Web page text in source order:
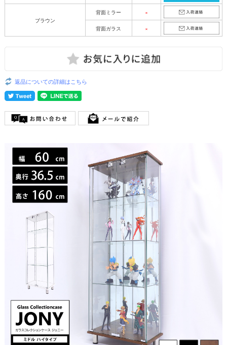
ブラウン
背面ミラー ×
背面ガラス ×
返品についての詳細はこちら